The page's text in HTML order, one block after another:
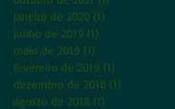
janeiro de 2020 (1)
junho de 2019 (1)
maio de 2019 (1)
fevereiro de 2019 (1)
dezembro de 2018 (1)
agosto de 2018 (1)